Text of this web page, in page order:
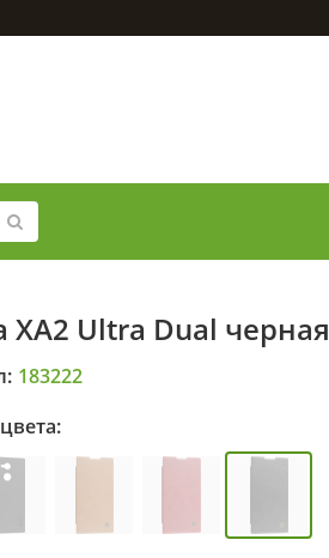
Ultra Dual черная
183222